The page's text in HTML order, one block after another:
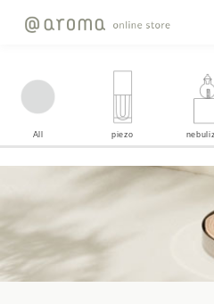
All piezo